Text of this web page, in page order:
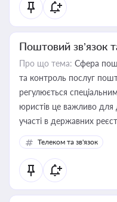
Поштовий зв’язок
Про що тема: Сфера
та контроль послуг
регулюється
юристів це важливо для
участі в державних
споживачів.
Телеком та зв'язок